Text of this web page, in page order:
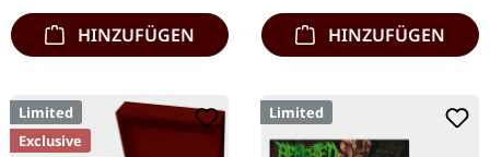
kommen mit…
HINZUFÜGEN
dicken…
HINZUFÜGEN
Limited
Exclusive
Limited